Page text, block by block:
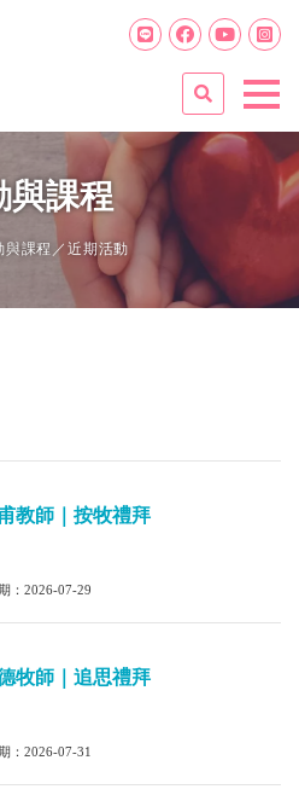
與課程
與課程 ／近期活動
教師｜按牧禮拜
：2026-07-29
牧師｜追思禮拜
：2026-07-31